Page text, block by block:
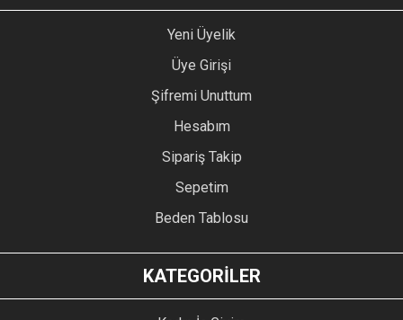
Yeni Üyelik
Üye Girişi
Şifremi Unuttum
Hesabım
Sipariş Takip
Sepetim
Beden Tablosu
KATEGORİLER